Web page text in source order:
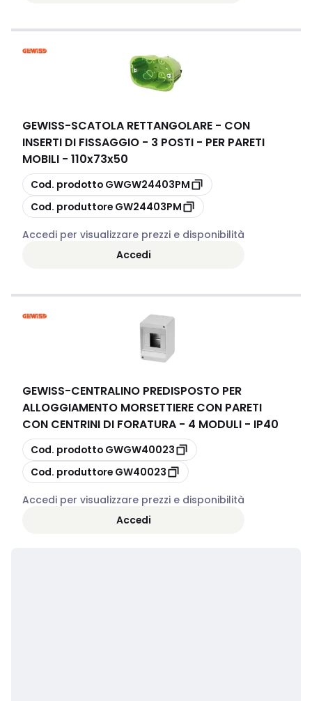
GEWISS-SCATOLA RETTANGOLARE - CON
INSERTI DI FISSAGGIO - 3 POSTI - PER PARETI
MOBILI - 110x73x50
copia
Cod. prodotto GWGW24403PM
copia
Cod. produttore GW24403PM
Accedi per visualizzare prezzi e disponibilità
Accedi
GEWISS-CENTRALINO PREDISPOSTO PER
ALLOGGIAMENTO MORSETTIERE CON PARETI
CON CENTRINI DI FORATURA - 4 MODULI - IP40
copia
Cod. prodotto GWGW40023
copia
Cod. produttore GW40023
Accedi per visualizzare prezzi e disponibilità
Accedi